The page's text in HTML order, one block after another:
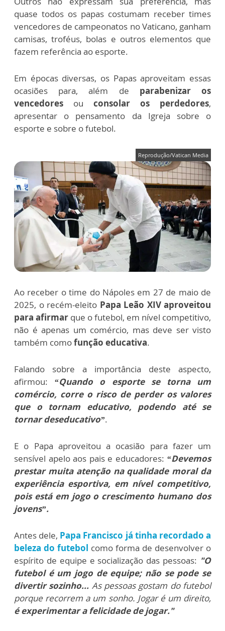
quase todos os papas costumam receber times
vencedores de campeonatos no Vaticano, ganham
camisas, troféus, bolas e outros elementos que
fazem referência ao esporte.
Em épocas diversas, os Papas aproveitam essas
ocasiões para, além de parabenizar os
vencedores ou consolar os perdedores,
apresentar o pensamento da Igreja sobre o
esporte e sobre o futebol.
Reprodução/Vatican Media
Ao receber o time do Nápoles em 27 de maio de
2025, o recém-eleito Papa Leão XIV aproveitou
para afirmar que o futebol, em nível competitivo,
não é apenas um comércio, mas deve ser visto
também comofunção educativa.
Falando sobre a importância deste aspecto,
afirmou: “Quando o esporte se torna um
comércio, corre o risco de perder os valores
que o tornam educativo, podendo até se
tornar deseducativo”.
E o Papa aproveitou a ocasião para fazer um
sensível apelo aos pais e educadores: “Devemos
prestar muita atenção na qualidade moral da
experiência esportiva, em nível competitivo,
pois está em jogo o crescimento humano dos
jovens”.
Antes dele, Papa Francisco já tinha recordado a
beleza do futebol como forma de desenvolver o
espírito de equipe e socialização das pessoas: "O
futebol é um jogo de equipe; não se pode se
divertir sozinho... As pessoas gostam do futebol
porque recorrem a um sonho. Jogar é um direito,
é experimentar a felicidade de jogar."